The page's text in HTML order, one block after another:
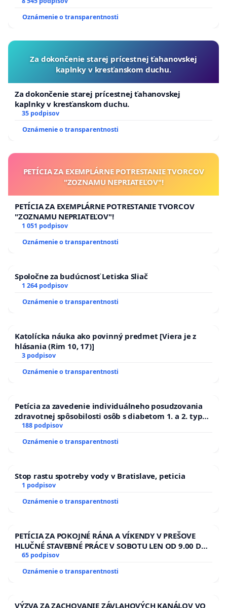
Oznámenie o transparentnosti
Za dokončenie starej prícestnej ťahanovskej
kaplnky v kresťanskom duchu.
Za dokončenie starej prícestnej ťahanovskej
kaplnky v kresťanskom duchu.
35 podpisov
Oznámenie o transparentnosti
PETÍCIA ZA EXEMPLÁRNE POTRESTANIE TVORCOV
"ZOZNAMU NEPRIATEĽOV"!
PETÍCIA ZA EXEMPLÁRNE POTRESTANIE TVORCOV
"ZOZNAMU NEPRIATEĽOV"!
1 051 podpisov
Oznámenie o transparentnosti
Spoločne za budúcnosť Letiska Sliač
1 264 podpisov
Oznámenie o transparentnosti
Katolícka náuka ako povinný predmet [Viera je z
hlásania (Rim 10, 17)]
3 podpisov
Oznámenie o transparentnosti
Petícia za zavedenie individuálneho posudzovania
zdravotnej spôsobilosti osôb s diabetom 1. a 2. typu
pri prijímaní do Policajného zboru SR
188 podpisov
Oznámenie o transparentnosti
Stop rastu spotreby vody v Bratislave, peticia
1 podpisov
Oznámenie o transparentnosti
PETÍCIA ZA POKOJNÉ RÁNA A VÍKENDY V PREŠOVE
HLUČNÉ STAVEBNÉ PRÁCE V SOBOTU LEN OD 9.00 DO
13.00 HOD., CEZ PRACOVNÝ TÝŽDEŇ CIEĽ 8.00 – 18.00
HOD. A PRAVIDELNÁ KONTROLA STAVBY C-AREA NA
ĎUMBIERSKEJ/MAGU
65 podpisov
Oznámenie o transparentnosti
VÝZVA ZA ZACHOVANIE ZÁVLAHOVÝCH KANÁLOV VO